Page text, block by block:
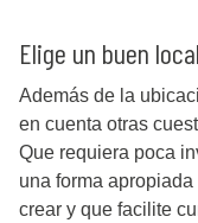
Elige un buen local
Además de la
en cuenta otras
Que requiera poca
una forma
crear y que facilite